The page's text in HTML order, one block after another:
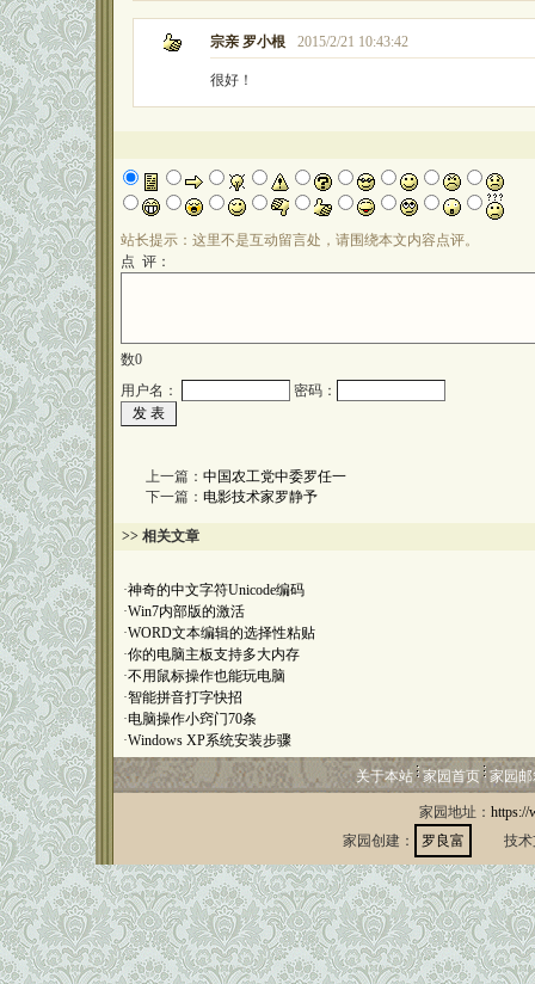
宗亲 罗小根 2015/2/21 10:43:42
很好！
站长提示：这里不是互动留言处，请围绕本文内容点评。
点 评：
数0
用户名：
密码：
上一篇： 中国农工党中委罗任一
下一篇： 电影技术家罗静予
>> 相关文章
·神奇的中文字符Unicode编码
·Win7内部版的激活
·WORD文本编辑的选择性粘贴
·你的电脑主板支持多大内存
·不用鼠标操作也能玩电脑
·智能拼音打字快招
·电脑操作小窍门70条
·Windows XP系统安装步骤
关于本站 家园首页 家园
家园地址： https://
家园创建：
罗良富 技术